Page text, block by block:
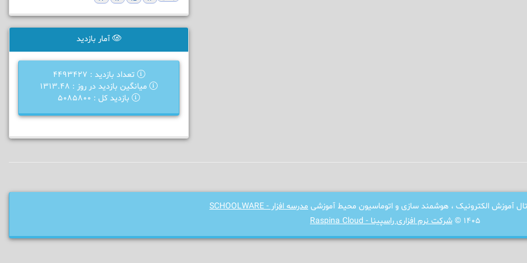
آمار بازدید
تعداد بازدید : 4493427
میانگین بازدید در روز : 1313.48
بازدید کل : 5085800
آموزش الکترونیک ، هوشمند سازی و اتوماسیون محیط آموزشی مدرسه افزار - SCHOOLWARE
1405 ©
شرکت نرم افزاری راسپینا - Raspina Cloud